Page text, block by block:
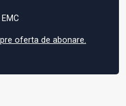
oferta de abonare.